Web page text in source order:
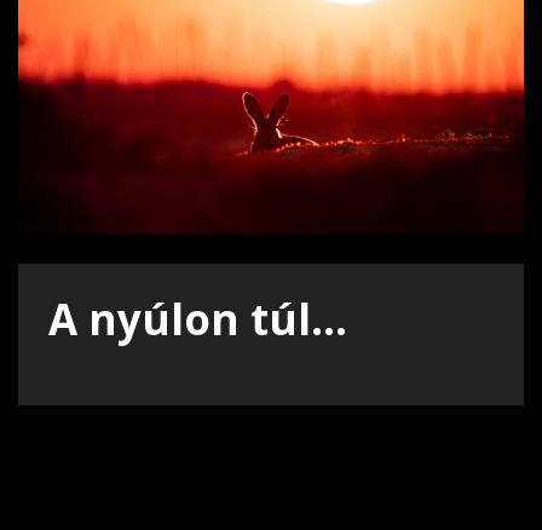
A nyúlon túl...